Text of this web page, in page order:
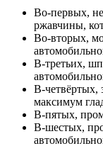
Во-первых,
ржавчины,
Во-вторых,
В-третьих,
В-четвёртых,
максимум
В-пятых,
В-шестых,